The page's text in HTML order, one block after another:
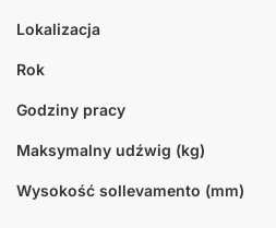
Lokalizacja
Rok
Godziny pracy
Maksymalny udźwig (kg)
Wysokość sollevamento (mm)